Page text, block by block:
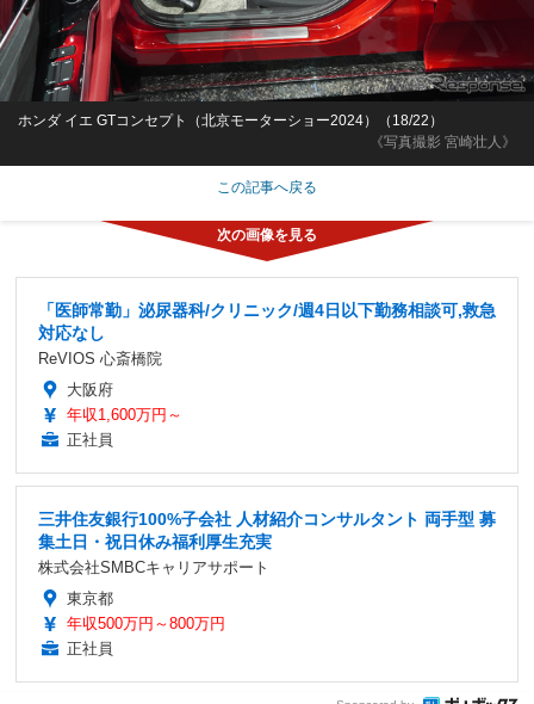
《写真撮影 宮崎壮人》
ホンダ イエ GTコンセプト（北京モーターショー2024）（18/22）
この記事へ戻る
「医師常勤」泌尿器科/クリニック/週4日以下勤務相談可,救急
対応なし
ReVIOS 心斎橋院
大阪府
年収1,600万円～
正社員
三井住友銀行100%子会社 人材紹介コンサルタント 両手型 募
集土日・祝日休み福利厚生充実
株式会社SMBCキャリアサポート
東京都
年収500万円～800万円
正社員